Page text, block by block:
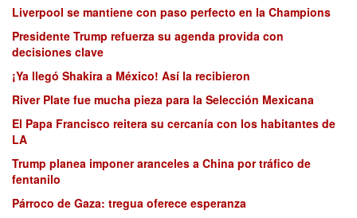
Liverpool se mantiene con paso perfecto en la Champions
Presidente Trump refuerza su agenda provida con
decisiones clave
¡Ya llegó Shakira a México! Así la recibieron
River Plate fue mucha pieza para la Selección Mexicana
El Papa Francisco reitera su cercanía con los habitantes de
LA
Trump planea imponer aranceles a China por tráfico de
fentanilo
Párroco de Gaza: tregua oferece esperanza